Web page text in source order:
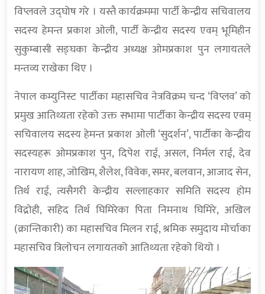
विप्लवले उद्घोष गरे । यस्तै कार्यक्रममा पार्टी केन्द्रीय सचिवालय
सदस्य हेमन्त प्रकाश ओली, पार्टी केन्द्रीय सदस्य एवम् भूमिहीन
सुकुम्बासी सङ्घका केन्द्रीय अध्यक्ष ओमप्रकाश पुन लगायतले
मन्तव्य राखेका थिए ।
नेपाल कम्युनिस्ट पार्टीका महासचिव नेत्रविक्रम चन्द ‘विप्लव’ को
प्रमुख आतिथ्यता रहेको उक्त सभामा पार्टीका केन्द्रीय सदस्य एवम्
सचिवालय सदस्य हेमन्त प्रकाश ओली ‘सुदर्शन’, पार्टीका केन्द्रीय
सदस्यहरू ओमप्रकाश पुन, दिपेश राई, असल, निर्मल राई, देव
नारायण शाह, जोखिम, शैलेश, विवेक, समर, बलवान, आजाद सेन,
तिर्थ राई, त्यसैगरी केन्द्रीय सल्लाहकार समिति सदस्य होम
विद्रोही, सहिद तिर्थ घिमिरेका पिता निमनाथ घिमिरे, अखिल
(क्रान्तिकारी) का महासचिव मिलन राई, श्रमिक समुदाय मोर्चाका
महासचिव त्रिलोचन लगायतको आतिथ्यता रहेको थियो ।